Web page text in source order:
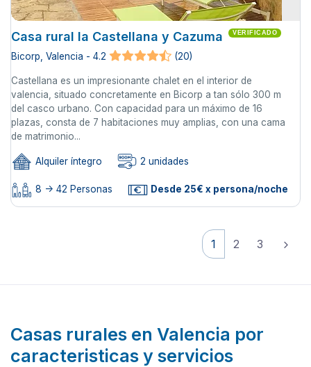
Casa rural la Castellana y Cazuma VERIFICADO
Bicorp, Valencia - 4.2 (20)
Castellana es un impresionante chalet en el interior de
valencia, situado concretamente en Bicorp a tan sólo 300 m
del casco urbano. Con capacidad para un máximo de 16
plazas, consta de 7 habitaciones muy amplias, con una cama
de matrimonio...
Alquiler íntegro 2 unidades
8 -> 42 Personas Desde 25€ x persona/noche
1 2 3
Casas rurales en Valencia por
caracteristicas y servicios